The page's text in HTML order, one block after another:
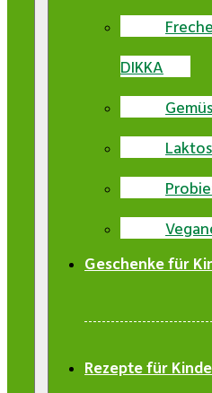
DIKKA
Geschenke für
Rezepte für